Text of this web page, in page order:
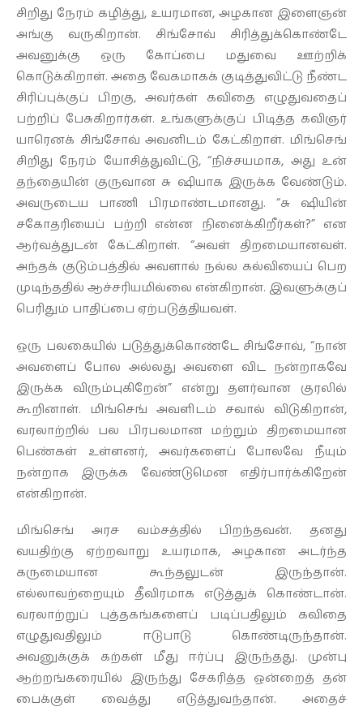
சிறிது நேரம் கழித்து, உயரமான, அழகான இளைஞன்
அங்கு வருகிறான். சிங்சோவ் சிரித்துக்கொண்டே
அவனுக்கு ஒரு கோப்பை மதுவை ஊற்றிக்
கொடுக்கிறாள். அதை வேகமாகக் குடித்துவிட்டு நீண்ட
சிரிப்புக்குப் பிறகு, அவர்கள் கவிதை எழுதுவதைப்
பற்றிப் பேசுகிறார்கள். உங்களுக்குப் பிடித்த கவிஞர்
யாரெனக் சிங்சோவ் அவனிடம் கேட்கிறாள். மிங்செங்
சிறிது நேரம் யோசித்துவிட்டு, “நிச்சயமாக, அது உன்
தந்தையின் குருவான சு ஷியாக இருக்க வேண்டும்.
அவருடைய பாணி பிரமாண்டமானது. “சு ஷியின்
சகோதரியைப் பற்றி என்ன நினைக்கிறீர்கள்?” என
ஆர்வத்துடன் கேட்கிறாள். “அவள் திறமையானவள்.
அந்தக் குடும்பத்தில் அவளால் நல்ல கல்வியைப் பெற
முடிந்ததில் ஆச்சரியமில்லை என்கிறான். இவளுக்குப்
பெரிதும் பாதிப்பை ஏற்படுத்தியவள்.
ஒரு பலகையில் படுத்துக்கொண்டே சிங்சோவ், “நான்
அவளைப் போல அல்லது அவளை விட நன்றாகவே
இருக்க விரும்புகிறேன்” என்று தளர்வான குரலில்
கூறினாள். மிங்செங் அவளிடம் சவால் விடுகிறான்,
வரலாற்றில் பல பிரபலமான மற்றும் திறமையான
பெண்கள் உள்ளனர், அவர்களைப் போலவே நீயும்
நன்றாக இருக்க வேண்டுமென எதிர்பார்க்கிறேன்
என்கிறான்.
மிங்செங் அரச வம்சத்தில் பிறந்தவன். தனது
வயதிற்கு ஏற்றவாறு உயரமாக, அழகான அடர்ந்த
கருமையான கூந்தலுடன் இருந்தான்.
எல்லாவற்றையும் தீவிரமாக எடுத்துக் கொண்டான்.
வரலாற்றுப் புத்தகங்களைப் படிப்பதிலும் கவிதை
எழுதுவதிலும் ஈடுபாடு கொண்டிருந்தான்.
அவனுக்குக் கற்கள் மீது ஈர்ப்பு இருந்தது. முன்பு
ஆற்றங்கரையில் இருந்து சேகரித்த ஒன்றைத் தன்
பைக்குள் வைத்து எடுத்துவந்தான். அதைச்